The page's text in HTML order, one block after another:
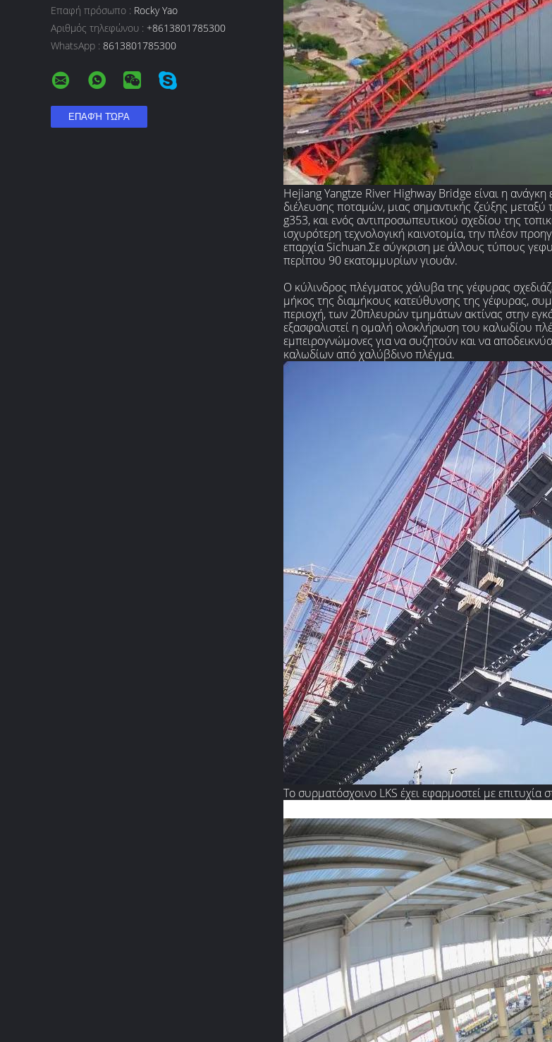
Επαφή πρόσωπο : Rocky Yao
Αριθμός τηλεφώνου : +8613801785300
WhatsApp : 8613801785300
Hejiang Yangtze River Highway Bridge είναι η
διέλευσης ποταμών, μιας σημαντικής ζεύξης
g353, και ενός αντιπροσωπευτικού σχεδίου της
ισχυρότερη τεχνολογική καινοτομία, την πλέον
επαρχία Sichuan.Σε σύγκριση με άλλους τύπους
περίπου 90 εκατομμυρίων γιουάν.
Ο κύλινδρος πλέγματος χάλυβα της γέφυρας
μήκος της διαμήκους κατεύθυνσης της γέφυρας,
περιοχή, των 20πλευρών τμημάτων ακτίνας στην
εξασφαλιστεί η ομαλή ολοκλήρωση του καλωδίου
εμπειρογνώμονες για να συζητούν και να
καλωδίων από χαλύβδινο πλέγμα.
Το συρματόσχοινο LKS έχει εφαρμοστεί με επιτυχία